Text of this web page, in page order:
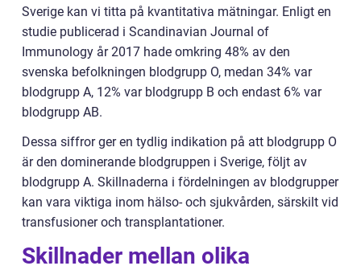
Sverige kan vi titta på kvantitativa mätningar. Enligt en
studie publicerad i Scandinavian Journal of
Immunology år 2017 hade omkring 48% av den
svenska befolkningen blodgrupp O, medan 34% var
blodgrupp A, 12% var blodgrupp B och endast 6% var
blodgrupp AB.
Dessa siffror ger en tydlig indikation på att blodgrupp O
är den dominerande blodgruppen i Sverige, följt av
blodgrupp A. Skillnaderna i fördelningen av blodgrupper
kan vara viktiga inom hälso- och sjukvården, särskilt vid
transfusioner och transplantationer.
Skillnader mellan olika